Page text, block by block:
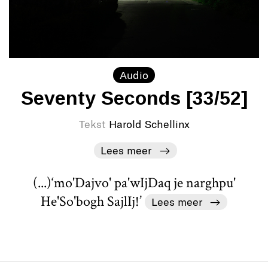
Audio
Seventy Seconds [33/52]
Tekst Harold Schellinx
Lees meer
(...)‘mo'Dajvo' pa'wIjDaq je narghpu'
He'So'bogh SajlIj!’
Lees meer